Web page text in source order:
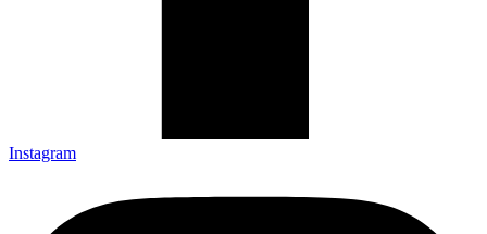
Instagram